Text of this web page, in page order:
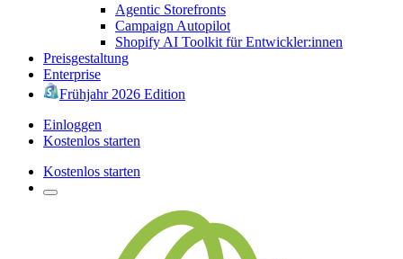
Agentic Storefronts
Campaign Autopilot
Shopify AI Toolkit für Entwickler:innen
Preisgestaltung
Enterprise
Frühjahr 2026 Edition
Einloggen
Kostenlos starten
Kostenlos starten